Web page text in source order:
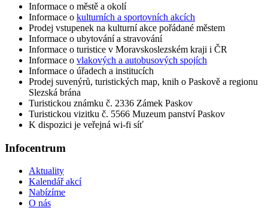
Informace o městě a okolí
Informace o kulturních a sportovních akcích
Prodej vstupenek na kulturní akce pořádané městem
Informace o ubytování a stravování
Informace o turistice v Moravskoslezském kraji i ČR
Informace o vlakových a autobusových spojích
Informace o úřadech a institucích
Prodej suvenýrů, turistických map, knih o Paskově a regionu
Slezská brána
Turistickou známku č. 2336 Zámek Paskov
Turistickou vizitku č. 5566 Muzeum panství Paskov
K dispozici je veřejná wi-fi síť
Infocentrum
Aktuality
Kalendář akcí
Nabízíme
O nás